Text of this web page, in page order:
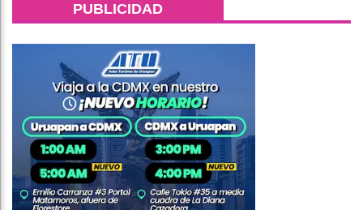
PUBLICIDAD